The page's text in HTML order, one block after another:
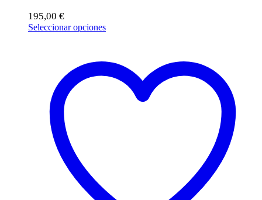
195,00 €
Seleccionar opcionesEste
variantes.
Las
opciones